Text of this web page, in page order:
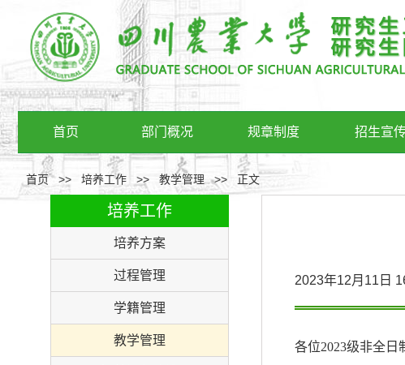
首页 部门概况 规章制度 招生宣
首页>> 培养工作 >> 教学管理 >> 正文
培养工作
培养方案
过程管理
学籍管理
教学管理
2023年12月
各位2023级非全日